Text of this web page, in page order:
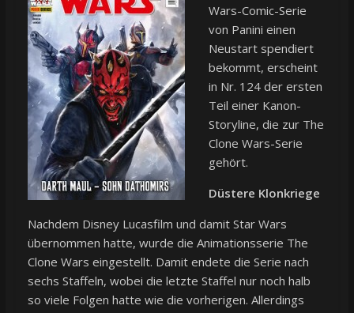
Wars-Comic-Serie
von Panini einen
Neustart spendiert
bekommt, erscheint
in Nr. 124 der ersten
Teil einer Kanon-
Storyline, die zur The
Clone Wars-Serie
gehört.
Düstere Klonkriege
Nachdem Disney Lucasfilm und damit Star Wars
übernommen hatte, wurde die Animationsserie The
Clone Wars eingestellt. Damit endete die Serie nach
sechs Staffeln, wobei die letzte Staffel nur noch halb
so viele Folgen hatte wie die vorherigen. Allerdings